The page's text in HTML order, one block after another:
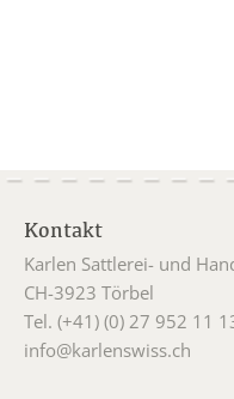
Kontakt
Karlen Sattlerei- und
CH-3923 Törbel
Tel. (+41) (0) 27 952 11
info@karlenswiss.ch